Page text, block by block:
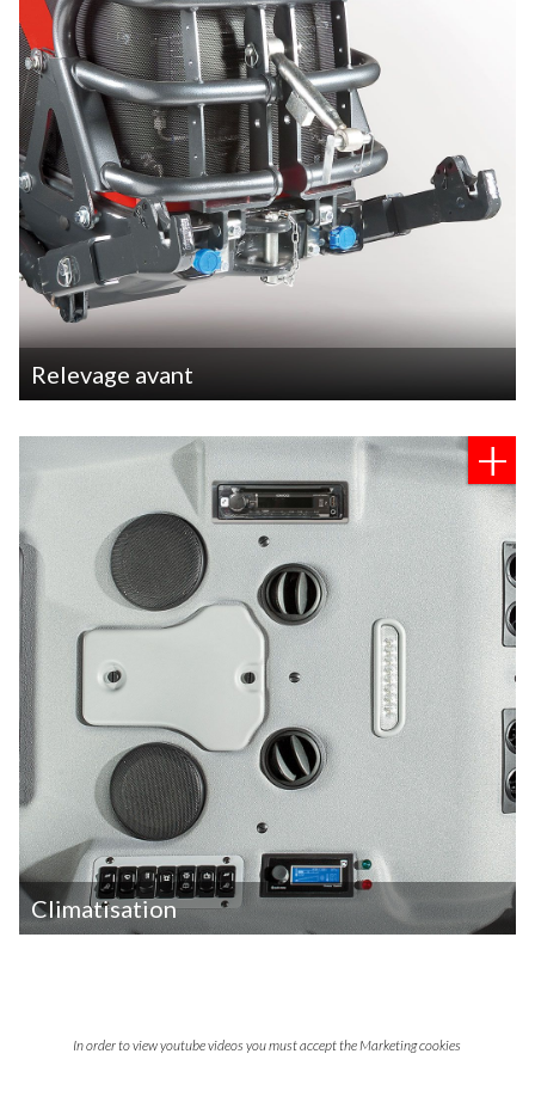
Relevage avant
Climatisation
In order to view youtube videos you must accept the Marketing cookies